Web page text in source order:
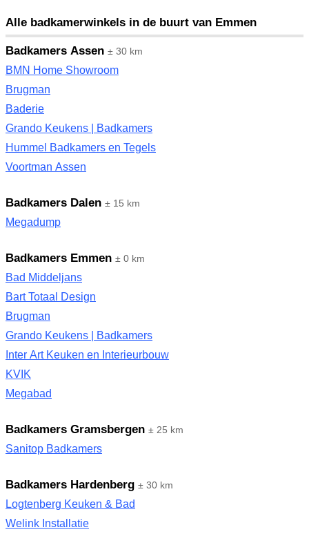
Alle badkamerwinkels in de buurt van Emmen
Badkamers Assen ± 30 km
BMN Home Showroom
Brugman
Baderie
Grando Keukens | Badkamers
Hummel Badkamers en Tegels
Voortman Assen
Badkamers Dalen ± 15 km
Megadump
Badkamers Emmen ± 0 km
Bad Middeljans
Bart Totaal Design
Brugman
Grando Keukens | Badkamers
Inter Art Keuken en Interieurbouw
KVIK
Megabad
Badkamers Gramsbergen ± 25 km
Sanitop Badkamers
Badkamers Hardenberg ± 30 km
Logtenberg Keuken & Bad
Welink Installatie